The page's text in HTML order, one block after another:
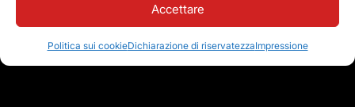
Accettare
Politica sui cookieDichiarazione di riservatezzaImpressione